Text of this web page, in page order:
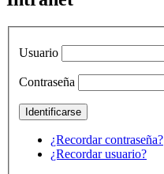
Usuario
Contraseña
¿Recordar contraseña?
¿Recordar usuario?